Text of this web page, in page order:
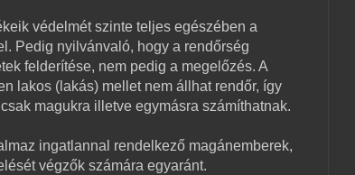
védelmét szinte teljes egészében a
Pedig nyilvánvaló, hogy a rendőrség
felderítése, nem pedig a megelőzés. A
lakos (lakás) mellet nem állhat rendőr, így
magukra illetve egymásra számíthatnak.
ingatlannal rendelkező magánemberek,
végzők számára egyaránt.